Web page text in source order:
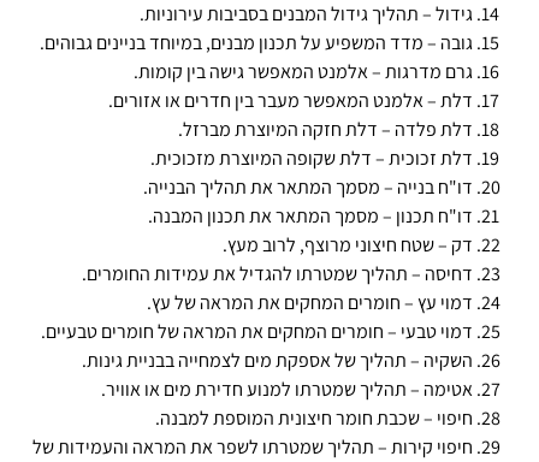
גידול – תהליך גידול המבנים בסביבות עירוניות.
גובה – מדד המשפיע על תכנון מבנים, במיוחד בניינים גבוהים.
גרם מדרגות – אלמנט המאפשר גישה בין קומות.
דלת – אלמנט המאפשר מעבר בין חדרים או אזורים.
דלת פלדה – דלת חזקה המיוצרת מברזל.
דלת זכוכית – דלת שקופה המיוצרת מזכוכית.
דו"ח בנייה – מסמך המתאר את תהליך הבנייה.
דו"ח תכנון – מסמך המתאר את תכנון המבנה.
דק – שטח חיצוני מרוצף, לרוב מעץ.
דחיסה – תהליך שמטרתו להגדיל את עמידות החומרים.
דמוי עץ – חומרים המחקים את המראה של עץ.
דמוי טבעי – חומרים המחקים את המראה של חומרים טבעיים.
השקיה – תהליך של אספקת מים לצמחייה בבניית גינות.
אטימה – תהליך שמטרתו למנוע חדירת מים או אוויר.
חיפוי – שכבת חומר חיצונית המוספת למבנה.
חיפוי קירות – תהליך שמטרתו לשפר את המראה והעמידות של